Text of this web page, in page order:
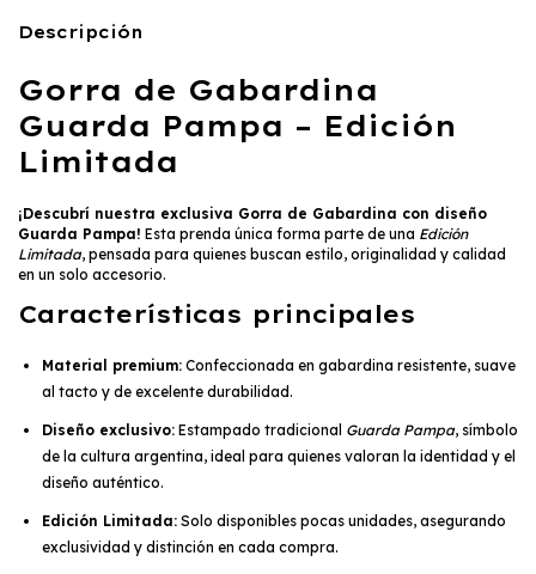
Descripción
Gorra de Gabardina
Guarda Pampa – Edición
Limitada
¡Descubrí nuestra exclusiva Gorra de Gabardina con diseño
Guarda Pampa! Esta prenda única forma parte de una Edición
Limitada, pensada para quienes buscan estilo, originalidad y calidad
en un solo accesorio.
Características principales
Material premium: Confeccionada en gabardina resistente, suave
al tacto y de excelente durabilidad.
Diseño exclusivo: Estampado tradicional Guarda Pampa, símbolo
de la cultura argentina, ideal para quienes valoran la identidad y el
diseño auténtico.
Edición Limitada: Solo disponibles pocas unidades, asegurando
exclusividad y distinción en cada compra.